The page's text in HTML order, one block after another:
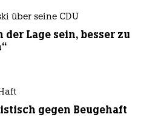
über seine CDU
der Lage sein, besser zu
gegen Beugehaft